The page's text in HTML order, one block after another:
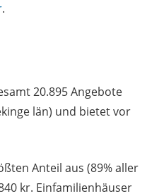
.
20.895 Angebote
län) und bietet vor
Anteil aus (89% aller
kr. Einfamilienhäuser